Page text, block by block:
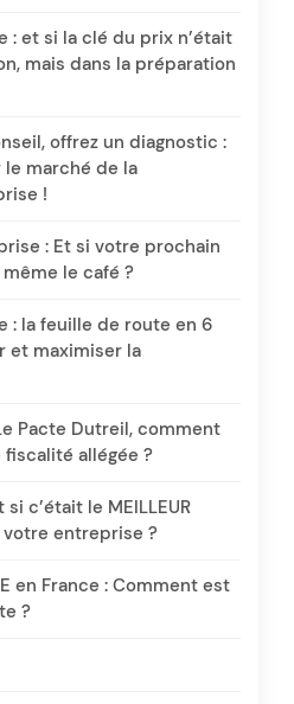
: et si la clé du prix n’était
mais dans la préparation
offrez un diagnostic :
marché de la
!
: Et si votre prochain
le café ?
: la feuille de route en 6
et maximiser la
Pacte Dutreil, comment
allégée ?
c’était le MEILLEUR
entreprise ?
en France : Comment est
?